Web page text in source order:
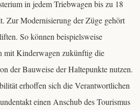
in jedem Triebwagen bis zu 18
Zur Modernisierung der Züge gehört
So können beispielsweise
mit Kinderwagen zukünftig die
der Bauweise der Haltepunkte nutzen.
erhoffen sich die Verantwortlichen
einen Anschub des Tourismus